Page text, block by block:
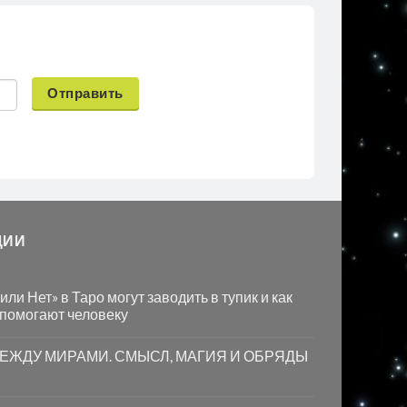
Отправить
Нет» в Таро могут заводить в тупик и как
человеку
МИРАМИ. СМЫСЛ, МАГИЯ И ОБРЯДЫ